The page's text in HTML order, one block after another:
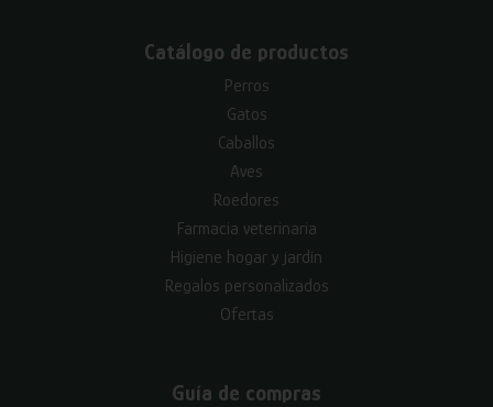
Catálogo de productos
Perros
Gatos
Caballos
Aves
Roedores
Farmacia veterinaria
Higiene hogar y jardín
Regalos personalizados
Ofertas
Guía de compras